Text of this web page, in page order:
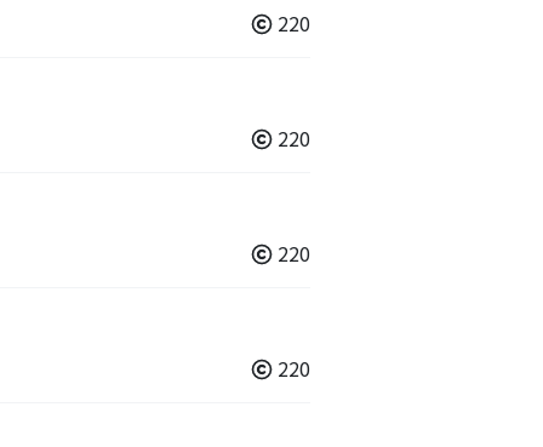
220
220
220
220